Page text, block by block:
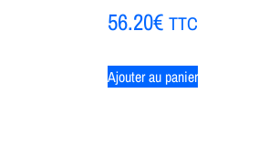
56.20€ TTC
Ajouter au panier